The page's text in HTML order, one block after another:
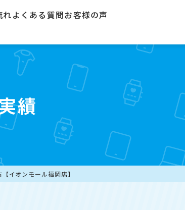
れよくある質問お客様の声
績
イオンモール福岡店】